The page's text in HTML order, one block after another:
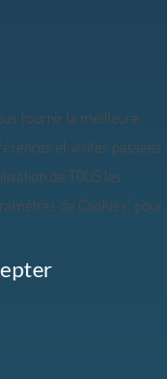
fournir la meilleure
et visites passées.
de TOUS les
de Cookies" pour